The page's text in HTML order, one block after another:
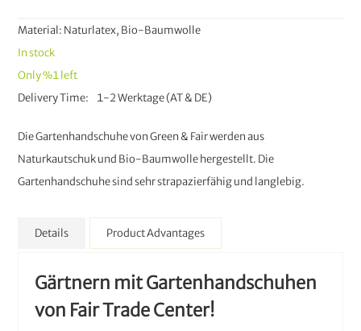
Die Gartenhandschuhe von Green & Fair werden aus
Naturkautschuk und Bio-Baumwolle hergestellt. Die
Gartenhandschuhe sind sehr strapazierfähig und langlebig.
Material: Naturlatex, Bio-Baumwolle
In stock
Only%1left
Delivery Time
1-2 Werktage (AT & DE)
Details
Gärtnern mit Gartenhandschuhen
von Fair Trade Center!
Product Advantages